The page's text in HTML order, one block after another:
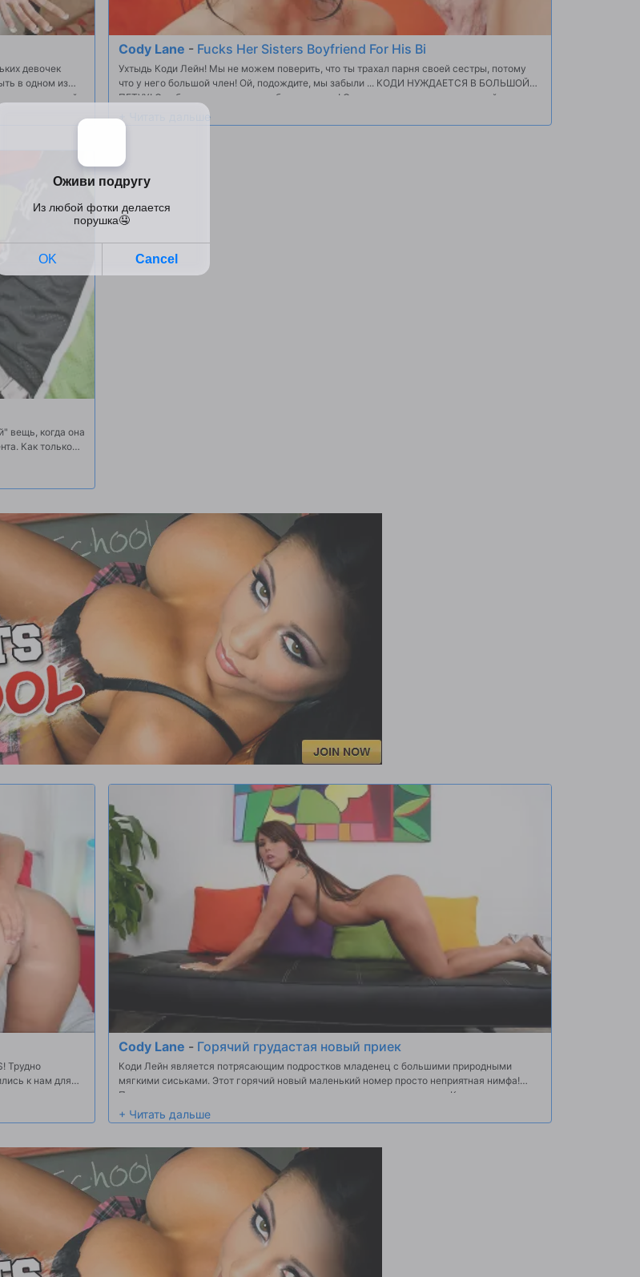
девочек
в одном из
доволен идеей,
Cody Lane - Fucks Her Sisters Boyfriend For His Bi
Ухтыдь Коди Лейн! Мы не можем поверить, что ты трахал парня своей сестры, потому
что у него большой член! Ой, подождите, мы забыли ... КОДИ НУЖДАЕТСЯ В БОЛЬШОЙ
ПЕТУХ! Она будет делать все, чтобы иметь его! Она такая роговая шлюха в этой сцене
она не может устоять жир кусок мяса человека, если ее жизнь зависит от него! Она
получает трахал глубоко так же, как она хотела, и 100% удовлетворены ... на данный
вещь, когда она
Как только
его в
киски, она едва
Трудно
к нам для
и
О, господин
сцене, эти
только мы
нам
Cody Lane - Горячий грудастая новый приек
Коди Лейн является потрясающим подростков младенец с большими природными
мягкими сиськами. Этот горячий новый маленький номер просто неприятная нимфа!
После дразнить нас с ее удивительным и молодых природных сиськи, Коди встал на
колени и сделал то, что она делает best.suck петух! Она любила дует на Эндис жесткий
стержень, а затем она умоляла его засунуть его вниз ее жесткой мало twat! После
тяжелой нагрузки диплом на всем протяжении ее захватывающие дух тела! Коди скоро
вернется.